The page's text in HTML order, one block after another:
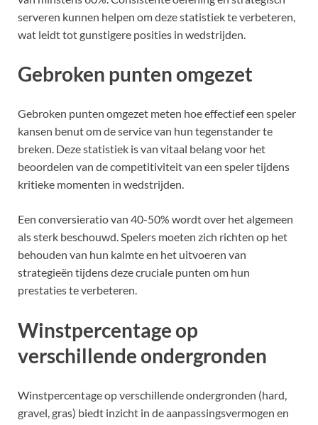
serveren kunnen helpen om deze statistiek te verbeteren,
wat leidt tot gunstigere posities in wedstrijden.
Gebroken punten omgezet
Gebroken punten omgezet meten hoe effectief een speler
kansen benut om de service van hun tegenstander te
breken. Deze statistiek is van vitaal belang voor het
beoordelen van de competitiviteit van een speler tijdens
kritieke momenten in wedstrijden.
Een conversieratio van 40-50% wordt over het algemeen
als sterk beschouwd. Spelers moeten zich richten op het
behouden van hun kalmte en het uitvoeren van
strategieën tijdens deze cruciale punten om hun
prestaties te verbeteren.
Winstpercentage op
verschillende ondergronden
Winstpercentage op verschillende ondergronden (hard,
gravel, gras) biedt inzicht in de aanpassingsvermogen en